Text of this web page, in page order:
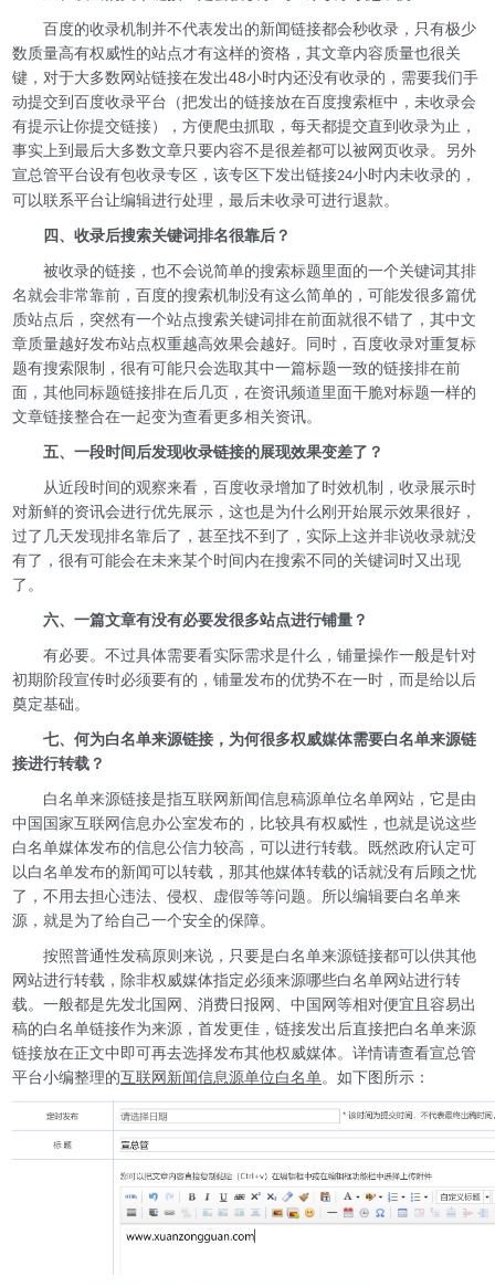
百度的收录机制并不代表发出的新闻链接都会秒收录，只有极少
数质量高有权威性的站点才有这样的资格，其文章内容质量也很关
键，对于大多数网站链接在发出48小时内还没有收录的，需要我们手
动提交到百度收录平台（把发出的链接放在百度搜索框中，未收录会
有提示让你提交链接），方便爬虫抓取，每天都提交直到收录为止，
事实上到最后大多数文章只要内容不是很差都可以被网页收录。另外
宣总管平台设有包收录专区，该专区下发出链接24小时内未收录的，
可以联系平台让编辑进行处理，最后未收录可进行退款。
四、收录后搜索关键词排名很靠后？
被收录的链接，也不会说简单的搜索标题里面的一个关键词其排
名就会非常靠前，百度的搜索机制没有这么简单的，可能发很多篇优
质站点后，突然有一个站点搜索关键词排在前面就很不错了，其中文
章质量越好发布站点权重越高效果会越好。同时，百度收录对重复标
题有搜索限制，很有可能只会选取其中一篇标题一致的链接排在前
面，其他同标题链接排在后几页，在资讯频道里面干脆对标题一样的
文章链接整合在一起变为查看更多相关资讯。
五、一段时间后发现收录链接的展现效果变差了？
从近段时间的观察来看，百度收录增加了时效机制，收录展示时
对新鲜的资讯会进行优先展示，这也是为什么刚开始展示效果很好，
过了几天发现排名靠后了，甚至找不到了，实际上这并非说收录就没
有了，很有可能会在未来某个时间内在搜索不同的关键词时又出现
了。
六、一篇文章有没有必要发很多站点进行铺量？
有必要。不过具体需要看实际需求是什么，铺量操作一般是针对
初期阶段宣传时必须要有的，铺量发布的优势不在一时，而是给以后
奠定基础。
七、何为白名单来源链接，为何很多权威媒体需要白名单来源链
接进行转载？
白名单来源链接是指互联网新闻信息稿源单位名单网站，它是由
中国国家互联网信息办公室发布的，比较具有权威性，也就是说这些
白名单媒体发布的信息公信力较高，可以进行转载。既然政府认定可
以白名单发布的新闻可以转载，那其他媒体转载的话就没有后顾之忧
了，不用去担心违法、侵权、虚假等等问题。所以编辑要白名单来
源，就是为了给自己一个安全的保障。
按照普通性发稿原则来说，只要是白名单来源链接都可以供其他
网站进行转载，除非权威媒体指定必须来源哪些白名单网站进行转
载。一般都是先发北国网、消费日报网、中国网等相对便宜且容易出
稿的白名单链接作为来源，首发更佳，链接发出后直接把白名单来源
链接放在正文中即可再去选择发布其他权威媒体。详情请查看宣总管
平台小编整理的互联网新闻信息源单位白名单。如下图所示：